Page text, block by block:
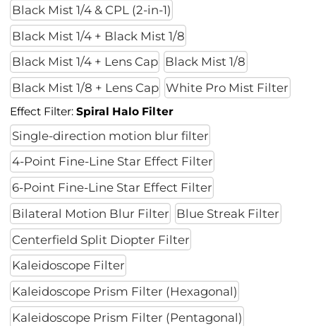
Black Mist 1/4 & CPL (2-in-1)
Black Mist 1/4 + Black Mist 1/8
Black Mist 1/4 + Lens Cap
Black Mist 1/8
Black Mist 1/8 + Lens Cap White Pro Mist Filter
Effect Filter:Spiral Halo Filter
Single-direction motion blur filter
4-Point Fine-Line Star Effect Filter
6-Point Fine-Line Star Effect Filter
Bilateral Motion Blur Filter
Blue Streak Filter
Centerfield Split Diopter Filter
Kaleidoscope Filter
Kaleidoscope Prism Filter (Hexagonal)
Kaleidoscope Prism Filter (Pentagonal)